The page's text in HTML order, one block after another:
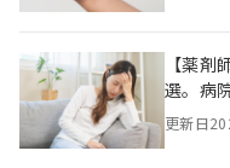
【薬
選。病
更新日